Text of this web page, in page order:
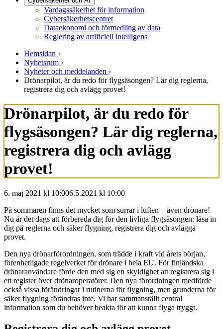
Vardagssäkerhet för information
Cybersäkerhetscentret
Dataekonomi och förmedling av data
Reglering av artificiell intelligens
Hemsidan ›
Nyhetsrum ›
Nyheter och meddelanden ›
Drönarpilot, är du redo för flygsäsongen? Lär dig reglerna,
registrera dig och avlägg provet!
Drönarpilot, är du redo för
flygsäsongen? Lär dig reglerna,
registrera dig och avlägg
provet!
6. maj 2021 kl 10:006.5.2021 kl 10:00
På sommaren finns det mycket som surrar i luften – även drönare!
Nu är det dags att förbereda dig för den livliga flygsäsongen: läsa in
dig på reglerna och säker flygning, registrera dig och avlägga
provet.
Den nya drönarförordningen, som trädde i kraft vid årets början,
förenhetligade regelverket för drönare i hela EU. För finländska
drönaranvändare förde den med sig en skyldighet att registrera sig i
ett register över drönaroperatörer. Den nya förordningen medförde
också vissa förändringar i rutinerna för flygning, men grunderna för
säker flygning förändras inte. Vi har sammanställt central
information som du behöver beakta för att kunna flyga tryggt.